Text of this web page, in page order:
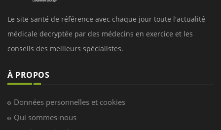
Le site santé de référence avec chaque jour toute l'actualité
médicale decryptée par des médecins en exercice et les
conseils des meilleurs spécialistes.
À PROPOS
Données personnelles et cookies
Qui sommes-nous